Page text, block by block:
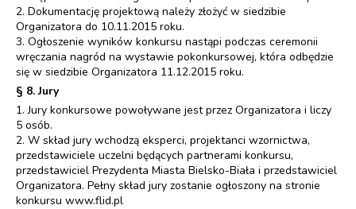
2. Dokumentację projektową należy złożyć w siedzibie
Organizatora do 10.11.2015 roku.
3. Ogłoszenie wyników konkursu nastąpi podczas ceremonii
wręczania nagród na wystawie pokonkursowej, która odbędzie
się w siedzibie Organizatora 11.12.2015 roku.
§ 8. Jury
1. Jury konkursowe powoływane jest przez Organizatora i liczy
5 osób.
2. W skład jury wchodzą eksperci, projektanci wzornictwa,
przedstawiciele uczelni będących partnerami konkursu,
przedstawiciel Prezydenta Miasta Bielsko-Biała i przedstawiciel
Organizatora. Pełny skład jury zostanie ogłoszony na stronie
konkursu www.flid.pl